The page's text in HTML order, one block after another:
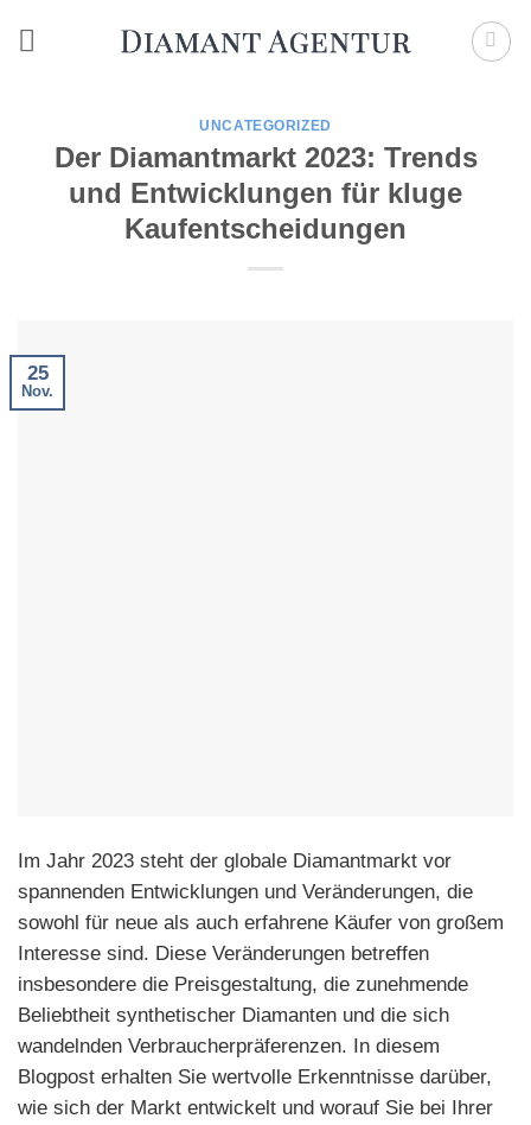
Inhalt
UNCATEGORIZED
Der Diamantmarkt 2023: Trends
und Entwicklungen für kluge
Kaufentscheidungen
25
Nov.
Im Jahr 2023 steht der globale Diamantmarkt vor
spannenden Entwicklungen und Veränderungen, die
sowohl für neue als auch erfahrene Käufer von großem
Interesse sind. Diese Veränderungen betreffen
insbesondere die Preisgestaltung, die zunehmende
Beliebtheit synthetischer Diamanten und die sich
wandelnden Verbraucherpräferenzen. In diesem
Blogpost erhalten Sie wertvolle Erkenntnisse darüber,
wie sich der Markt entwickelt und worauf Sie bei Ihrer